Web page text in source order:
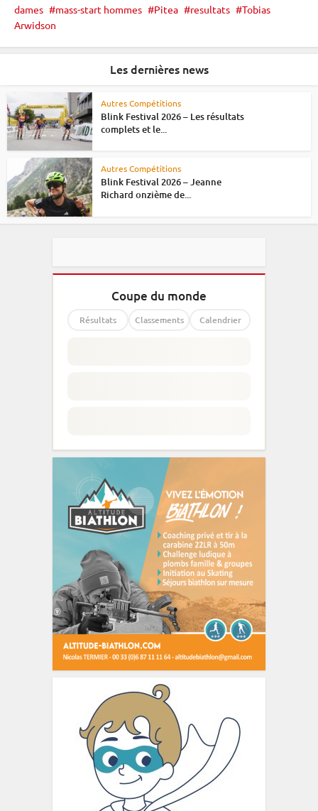
dames mass-start hommes Pitea resultats
Tobias
Arwidson
Les dernières news
Autres Compétitions
Blink Festival 2026 – Les résultats
complets et le...
Autres Compétitions
Blink Festival 2026 – Jeanne
Richard onzième de...
Coupe du monde
Résultats Classements Calendrier